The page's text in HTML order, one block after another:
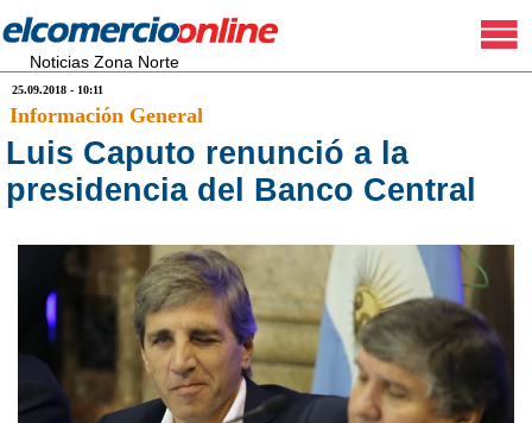
Noticias Zona Norte
25.09.2018 - 10:11
Información General
Luis Caputo renunció a la
presidencia del Banco Central